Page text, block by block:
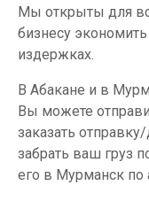
Мы открыты для
бизнесу
издержках.
В Абакане и в
Вы можете
заказать
забрать ваш груз
его в Мурманск по